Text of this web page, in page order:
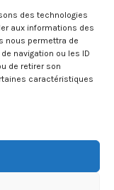
des technologies
aux informations des
nous permettra de
navigation ou les ID
de retirer son
caractéristiques
Jacques
le 09
des Bouches